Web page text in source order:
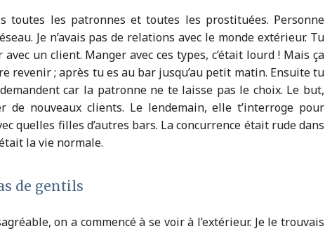
toutes les patronnes et toutes les prostituées. Personne
Je n’avais pas de relations avec le monde extérieur. Tu
un client. Manger avec ces types, c’était lourd ! Mais ça
revenir ; après tu es au bar jusqu’au petit matin. Ensuite tu
car la patronne ne te laisse pas le choix. Le but,
de nouveaux clients. Le lendemain, elle t’interroge pour
quelles filles d’autres bars. La concurrence était rude dans
la vie normale.
de gentils
on a commencé à se voir à l’extérieur. Je le trouvais